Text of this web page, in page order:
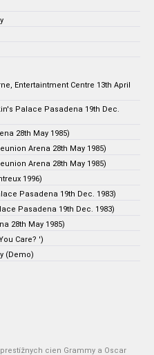
Entertaintment Centre 13th April
Palace Pasadena 19th Dec.
28th May 1985)
Arena 28th May 1985)
Arena 28th May 1985)
1996)
Pasadena 19th Dec. 1983)
Pasadena 19th Dec. 1983)
28th May 1985)
Care? ')
(Demo)
cien Grammy a Oscar